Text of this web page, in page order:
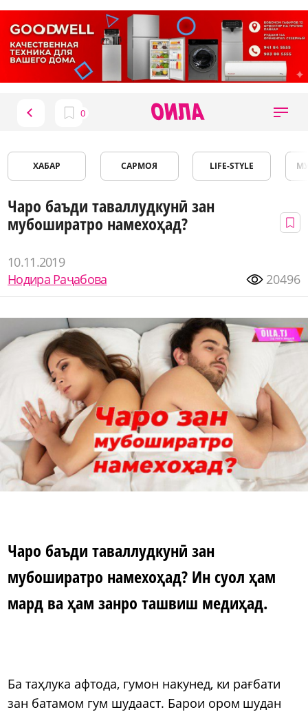
ХАБАР САРМОЯ LIFE-STYLE
Чаро баъди таваллудкунӣ зан
мубоширатро намехоҳад?
10.11.2019
Нодира Раҷабова
20496
Чаро баъди таваллудкунӣ зан
мубоширатро намехоҳад? Ин суол ҳам
мард ва ҳам занро ташвиш медиҳад.
Ба таҳлука афтода, гумон накунед, ки рағбати
зан батамом гум шудааст. Барои ором шудан